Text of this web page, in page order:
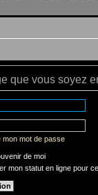
que vous soyez
mon mot de passe
de moi
mon statut en ligne pour